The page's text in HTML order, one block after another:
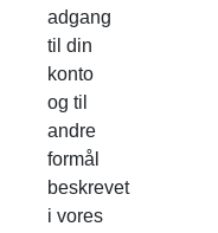
adgang
til din
konto
og til
andre
formål
beskrevet
i vores